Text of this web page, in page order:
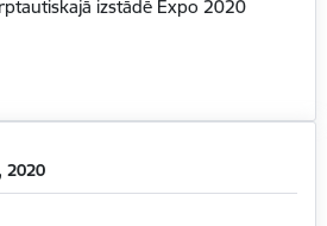
izstādē Expo 2020
2020